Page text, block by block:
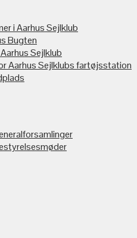
i Aarhus Sejlklub
Bugten
Sejlklub
Aarhus Sejlklubs fartøjsstation